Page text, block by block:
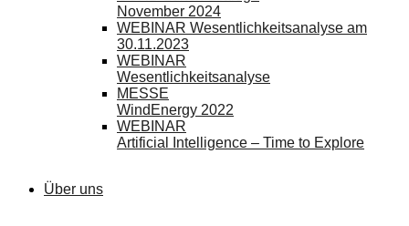
November 2024
WEBINAR Wesentlichkeitsanalyse am
30.11.2023
WEBINAR
Wesentlichkeitsanalyse
MESSE
WindEnergy 2022
WEBINAR
Artificial Intelligence – Time to Explore
Über uns